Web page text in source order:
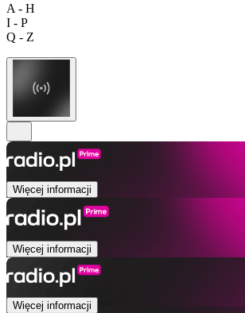
A - H
I - P
Q - Z
Więcej informacji
Więcej informacji
Więcej informacji